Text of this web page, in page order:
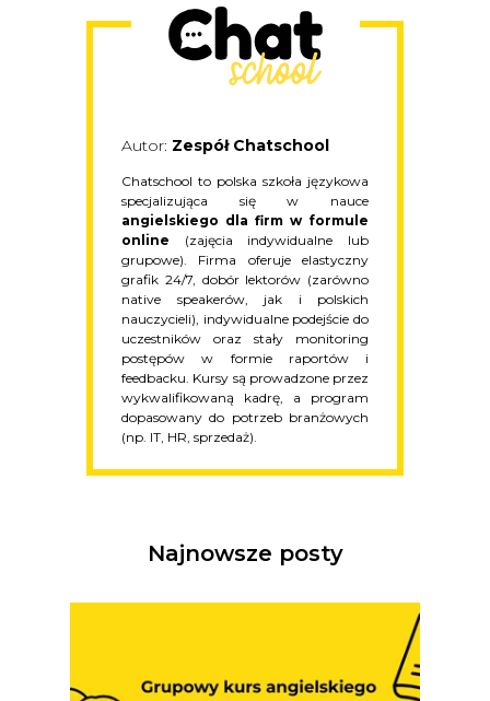
Autor: Zespół Chatschool
Chatschool to polska szkoła językowa
specjalizująca się w nauce
angielskiego dla firm w formule
online (zajęcia indywidualne lub
grupowe). Firma oferuje elastyczny
grafik 24/7, dobór lektorów (zarówno
native speakerów, jak i polskich
nauczycieli), indywidualne podejście do
uczestników oraz stały monitoring
postępów w formie raportów i
feedbacku. Kursy są prowadzone przez
wykwalifikowaną kadrę, a program
dopasowany do potrzeb branżowych
(np. IT, HR, sprzedaż).
Najnowsze posty